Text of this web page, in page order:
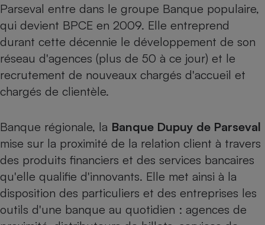
Parseval entre dans le groupe Banque populaire,
qui devient BPCE en 2009. Elle entreprend
durant cette décennie le développement de son
réseau d'agences (plus de 50 à ce jour) et le
recrutement de nouveaux chargés d'accueil et
chargés de clientèle.
Banque régionale, la Banque Dupuy de Parseval
mise sur la proximité de la relation client à travers
des produits financiers et des services bancaires
qu'elle qualifie d'innovants. Elle met ainsi à la
disposition des particuliers et des entreprises les
outils d'une banque au quotidien : agences de
Plaque de cuisson à
induction
Climatiseur -
Ventilateur
Téléphone mobile -
Smartphone
Antivirus